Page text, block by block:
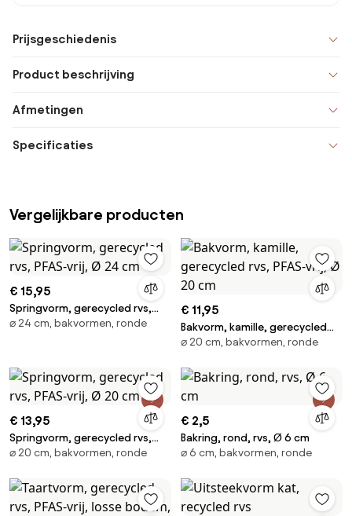
Prijsgeschiedenis
Product beschrijving
Afmetingen
Specificaties
Vergelijkbare producten
€ 15,95
Springvorm, gerecycled rvs,
PFAS-vrij, Ø 24 cm
⌀ 24 cm, bakvormen, ronde
€ 11,95
Bakvorm, kamille, gerecycled
rvs, PFAS-vrij, Ø 20 cm
⌀ 20 cm, bakvormen, ronde
€ 13,95
Springvorm, gerecycled rvs,
PFAS-vrij, Ø 20 cm
⌀ 20 cm, bakvormen, ronde
€ 2,5
Bakring, rond, rvs, Ø 6 cm
⌀ 6 cm, bakvormen, ronde